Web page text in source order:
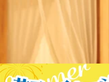
最近のブログ
たんぱく質摂ってますか？
こんにちは！！Thai Stretch
ん、たんぱく質摂ってますか
髪、爪、内臓（臓器）、血液
2026.08.03